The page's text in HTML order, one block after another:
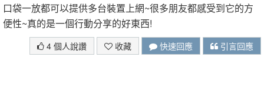
口袋一放都可以提供多台裝置上網~很多朋友都感受到它的方
便性~真的是一個行動分享的好東西!
4 個人說讚 收藏 快速回應 引言回應